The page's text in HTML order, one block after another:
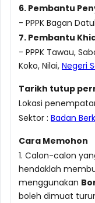
6. Pembantu
- PPPK Bagan
7. Pembantu
- PPPK Tawau,
Koko, Nilai, Negeri
Tarikh tutup
Lokasi
Sektor : Badan
Cara Memohon
1. Calon-calon
hendaklah
menggunakan
boleh dimuat